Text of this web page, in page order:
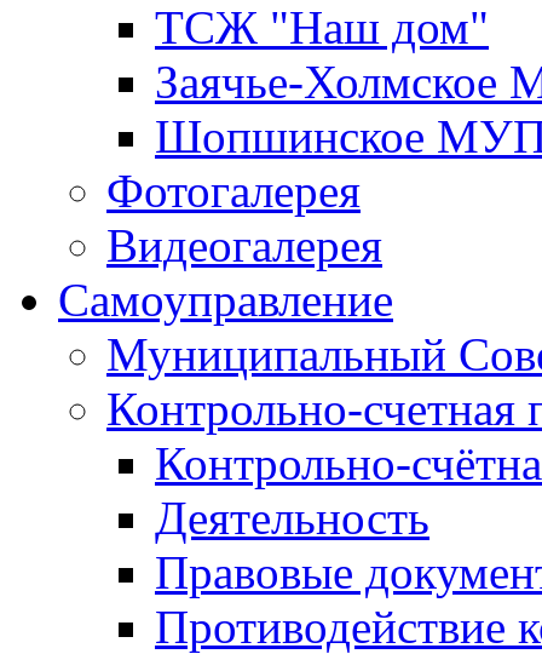
ТСЖ "Наш дом"
Заячье-
Шопшинское
Фотогалерея
Видеогалерея
Самоуправление
Муниципальный
Контрольно-счетная
Контрольно-
Деятельность
Правовые
Противодействие